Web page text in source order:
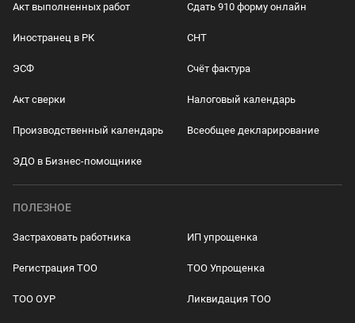
Акт выполненных работ Сдать 910 форму онлайн
Иностранец в РК СНТ
ЭСФ Счёт фактура
Акт сверки Налоговый календарь
Производственный календарь Всеобщее декларирование
ЭДО в Бизнес-помощнике
ПОЛЕЗНОЕ
Застраховать работника ИП упрощенка
Регистрация ТОО ТОО Упрощенка
ТОО ОУР Ликвидация ТОО